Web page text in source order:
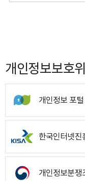
개인정보보호
개인정보 포털
한국인터넷진
개인정보분쟁